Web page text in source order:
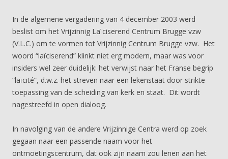
In de algemene vergadering van 4 december 2003 werd
beslist om het Vrijzinnig Laïciserend Centrum Brugge vzw
(V.L.C.) om te vormen tot Vrijzinnig Centrum Brugge vzw. Het
woord “laïciserend” klinkt niet erg modern, maar was voor
insiders wel zeer duidelijk: het verwijst naar het Franse begrip
“laïcité”, d.w.z. het streven naar een lekenstaat door strikte
toepassing van de scheiding van kerk en staat. Dit wordt
nagestreefd in open dialoog.
In navolging van de andere Vrijzinnige Centra werd op zoek
gegaan naar een passende naam voor het
ontmoetingscentrum, dat ook zijn naam zou lenen aan het